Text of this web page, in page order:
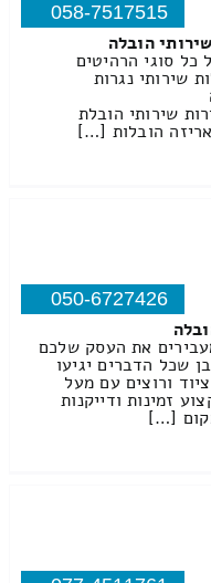
058-7517515
הובלה
כל סוגי הרהיטים
שירותי נגרות
שירותי הובלת
הובלות […]
050-6727426
את העסק שלכם
שכל הדברים יגיעו
ורוצים עם מעל
זמינות ודייקנות
[…]